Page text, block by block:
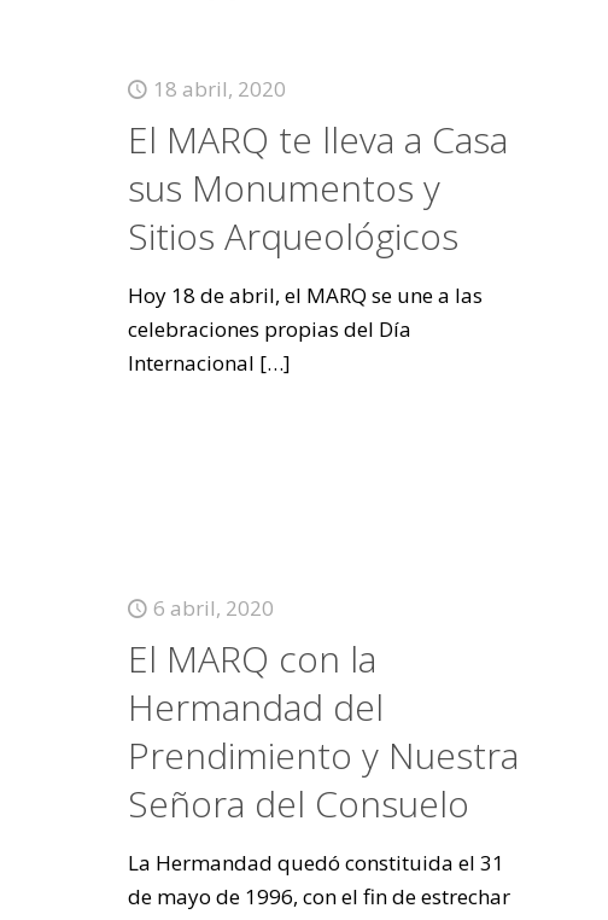
18 abril, 2020
El MARQ te lleva a Casa
sus Monumentos y
Sitios Arqueológicos
Hoy 18 de abril, el MARQ se une a las
celebraciones propias del Día
Internacional […]
6 abril, 2020
El MARQ con la
Hermandad del
Prendimiento y Nuestra
Señora del Consuelo
La Hermandad quedó constituida el 31
de mayo de 1996, con el fin de estrechar